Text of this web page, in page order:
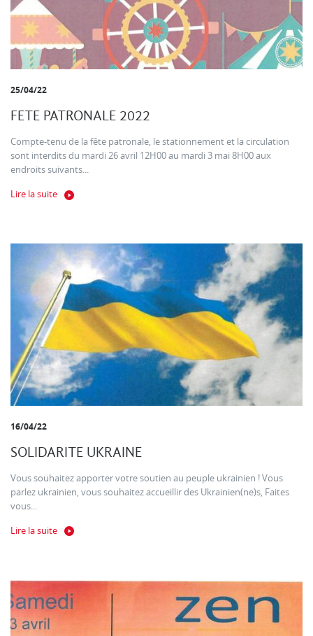
25/04/22
FETE PATRONALE 2022
Compte-tenu de la fête patronale, le stationnement et la circulation
sont interdits du mardi 26 avril 12H00 au mardi 3 mai 8H00 aux
endroits suivants...
Lire la suite
16/04/22
SOLIDARITE UKRAINE
Vous souhaitez apporter votre soutien au peuple ukrainien ! Vous
parlez ukrainien, vous souhaitez accueillir des Ukrainien(ne)s, Faites
vous...
Lire la suite